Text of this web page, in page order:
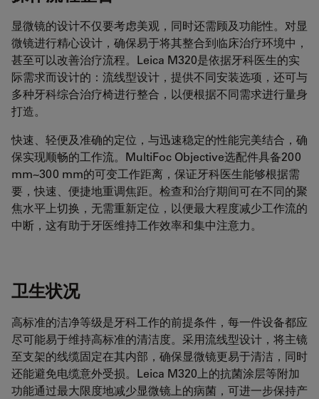
显微镜的设计不仅要考虑美观，同时还需顾及功能性。对显
微镜进行精心设计，确保易于将其整合到临床治疗环境中，
甚至可以改善治疗流程。Leica M320是依据牙科医生的实
际需求而设计的：流线型设计，提供不同安装选项，还可与
多种牙科综合治疗椅进行整合，以便根据不同需求进行量身
打造。
快速、轻便及准确的定位，与迅速稳定的性能完美结合，确
保实现顺畅的工作流。MultiFoc Objective选配件具备200
mm~300 mm的可变工作距离，保证牙科医生能够根据需
要，快速、便捷地重调焦距。检查和治疗期间可在不同的聚
焦水平上切换，无需重新定位，以便最大程度减少工作流的
中断，这有助于牙医维持工作效率和集中注意力。
卫生状况
高标准的洁净等级是牙科工作的前提条件，每一件设备都应
尽可能易于维持高标准的清洁度。采用流线型设计，将主镜
至支架的线缆固定在其内部，确保显微镜更易于清洁，同时
还能避免电缆意外受损。Leica M320上的抗菌涂层等附加
功能通过最大限度地减少显微镜上的病菌，可进一步保持产